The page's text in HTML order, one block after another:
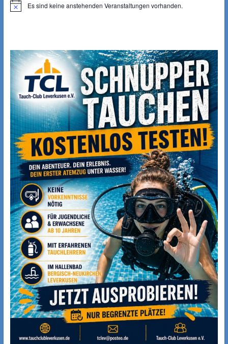
HinweisEs sind keine anstehenden Veranstaltungen vorhanden.